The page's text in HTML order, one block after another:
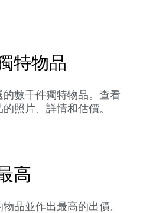
特物品
的數千件獨特物品。查看
照片、詳情和估價。
高
品並作出最高的出價。